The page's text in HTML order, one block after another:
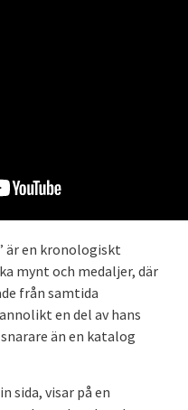
är en kronologiskt
mynt och medaljer, där
från samtida
en del av hans
än en katalog
sida, visar på en